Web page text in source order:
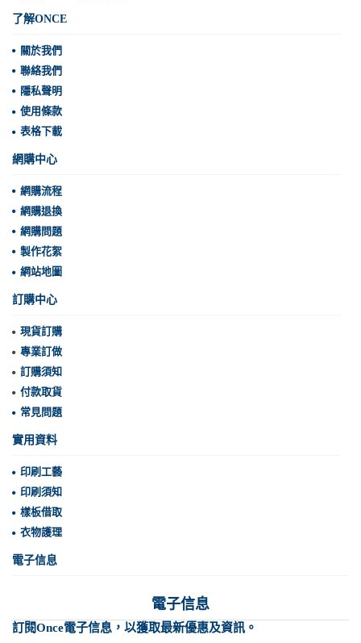
了解ONCE
關於我們
聯絡我們
隱私聲明
使用條款
表格下載
網購中心
網購流程
網購退換
網購問題
製作花絮
網站地圖
訂購中心
現貨訂購
專業訂做
訂購須知
付款取貨
常見問題
實用資料
印刷工藝
印刷須知
樣板借取
衣物護理
電子信息
電子信息
訂閱Once電子信息，以獲取最新優惠及資訊。